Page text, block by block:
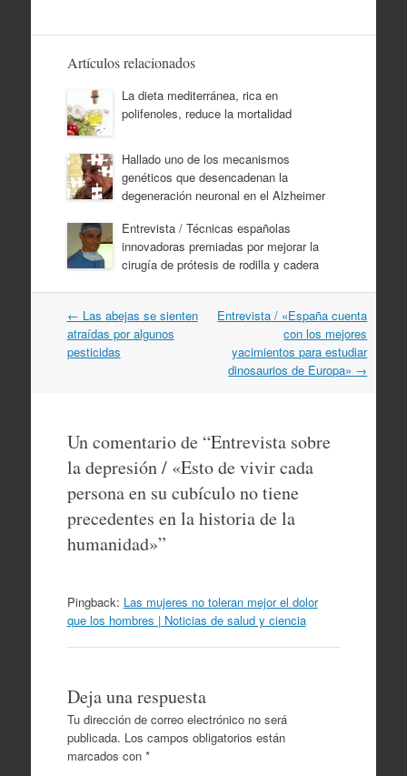
Artículos relacionados
La dieta mediterránea, rica en
polifenoles, reduce la mortalidad
Hallado uno de los mecanismos
genéticos que desencadenan la
degeneración neuronal en el Alzheimer
Entrevista / Técnicas españolas
innovadoras premiadas por mejorar la
cirugía de prótesis de rodilla y cadera
Navegación
por
artículos
← Las abejas se sienten
atraídas por algunos
pesticidas
Entrevista / «España cuenta
con los mejores
yacimientos para estudiar
dinosaurios de Europa» →
Un comentario de “Entrevista sobre
la depresión / «Esto de vivir cada
persona en su cubículo no tiene
precedentes en la historia de la
humanidad»”
Pingback: Las mujeres no toleran mejor el dolor
que los hombres | Noticias de salud y ciencia
Deja una respuesta
Tu dirección de correo electrónico no será
publicada. Los campos obligatorios están
marcados con *